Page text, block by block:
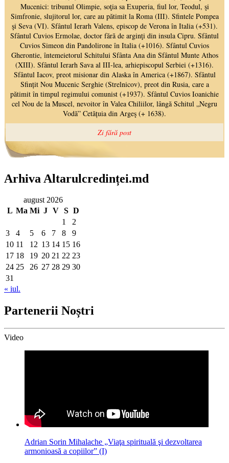
Arhiva Altarulcredinței.md
august 2026
L Ma Mi J V S D
1
2
3
4 5 6 7 8
9
10 11 12 13 14 15 16
17 18 19 20 21 22 23
24 25 26 27 28 29 30
31
« iul.
Partenerii Noștri
Video
Adrian Sorin Mihalache „Viaţa spirituală şi dezvoltarea
armonioasă a copiilor” (I)